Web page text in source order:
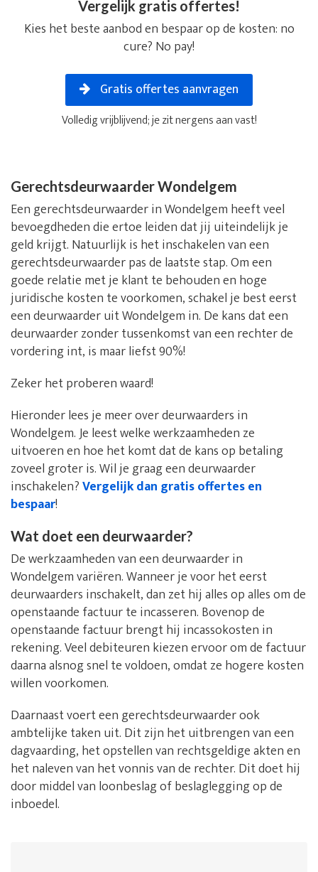
Vergelijk gratis offertes!
Kies het beste aanbod en bespaar op de kosten: no
cure? No pay!
Gratis offertes aanvragen
Volledig vrijblijvend; je zit nergens aan vast!
Gerechtsdeurwaarder Wondelgem
Een gerechtsdeurwaarder in Wondelgem heeft veel
bevoegdheden die ertoe leiden dat jij uiteindelijk je
geld krijgt. Natuurlijk is het inschakelen van een
gerechtsdeurwaarder pas de laatste stap. Om een
goede relatie met je klant te behouden en hoge
juridische kosten te voorkomen, schakel je best eerst
een deurwaarder uit Wondelgem in. De kans dat een
deurwaarder zonder tussenkomst van een rechter de
vordering int, is maar liefst 90%!
Zeker het proberen waard!
Hieronder lees je meer over deurwaarders in
Wondelgem. Je leest welke werkzaamheden ze
uitvoeren en hoe het komt dat de kans op betaling
zoveel groter is. Wil je graag een deurwaarder
inschakelen?Vergelijk dan gratis offertes en
bespaar!
Wat doet een deurwaarder?
De werkzaamheden van een deurwaarder in
Wondelgem variëren. Wanneer je voor het eerst
deurwaarders inschakelt, dan zet hij alles op alles om de
openstaande factuur te incasseren. Bovenop de
openstaande factuur brengt hij incassokosten in
rekening. Veel debiteuren kiezen ervoor om de factuur
daarna alsnog snel te voldoen, omdat ze hogere kosten
willen voorkomen.
Daarnaast voert een gerechtsdeurwaarder ook
ambtelijke taken uit. Dit zijn het uitbrengen van een
dagvaarding, het opstellen van rechtsgeldige akten en
het naleven van het vonnis van de rechter. Dit doet hij
door middel van loonbeslag of beslaglegging op de
inboedel.